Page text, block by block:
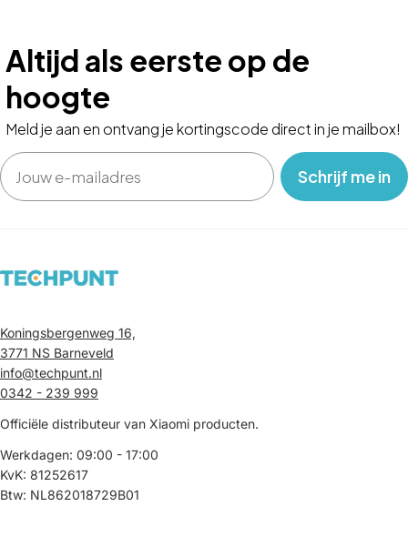
Altijd als eerste op de
hoogte
Meld je aan en ontvang je kortingscode direct in je mailbox!
Email
‎ ‎ ‎ Schrijf me in‎ ‎ ‎ ‎
Koningsbergenweg 16,
3771 NS Barneveld
info@techpunt.nl
0342 - 239 999
Officiële distributeur van Xiaomi producten.
Werkdagen: 09:00 - 17:00
KvK: 81252617
Btw: NL862018729B01